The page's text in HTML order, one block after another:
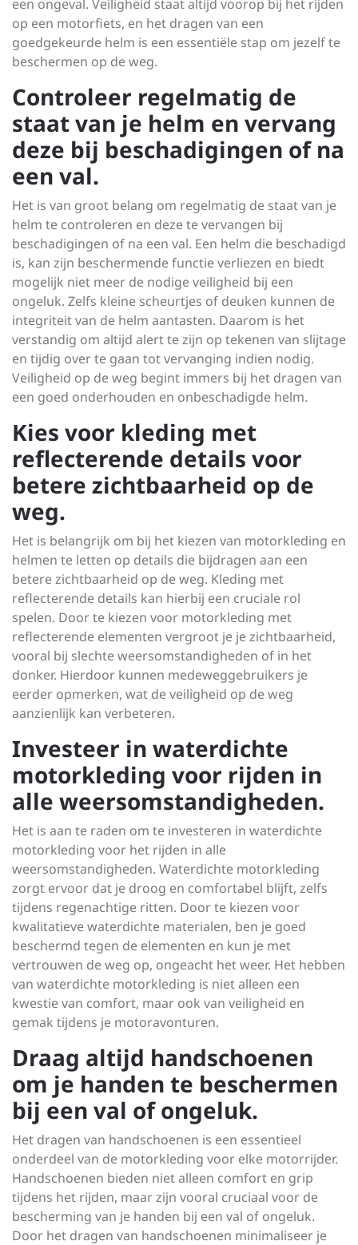
een ongeval. Veiligheid staat altijd voorop bij het rijden
op een motorfiets, en het dragen van een
goedgekeurde helm is een essentiële stap om jezelf te
beschermen op de weg.
Controleer regelmatig de
staat van je helm en vervang
deze bij beschadigingen of na
een val.
Het is van groot belang om regelmatig de staat van je
helm te controleren en deze te vervangen bij
beschadigingen of na een val. Een helm die beschadigd
is, kan zijn beschermende functie verliezen en biedt
mogelijk niet meer de nodige veiligheid bij een
ongeluk. Zelfs kleine scheurtjes of deuken kunnen de
integriteit van de helm aantasten. Daarom is het
verstandig om altijd alert te zijn op tekenen van slijtage
en tijdig over te gaan tot vervanging indien nodig.
Veiligheid op de weg begint immers bij het dragen van
een goed onderhouden en onbeschadigde helm.
Kies voor kleding met
reflecterende details voor
betere zichtbaarheid op de
weg.
Het is belangrijk om bij het kiezen van motorkleding en
helmen te letten op details die bijdragen aan een
betere zichtbaarheid op de weg. Kleding met
reflecterende details kan hierbij een cruciale rol
spelen. Door te kiezen voor motorkleding met
reflecterende elementen vergroot je je zichtbaarheid,
vooral bij slechte weersomstandigheden of in het
donker. Hierdoor kunnen medeweggebruikers je
eerder opmerken, wat de veiligheid op de weg
aanzienlijk kan verbeteren.
Investeer in waterdichte
motorkleding voor rijden in
alle weersomstandigheden.
Het is aan te raden om te investeren in waterdichte
motorkleding voor het rijden in alle
weersomstandigheden. Waterdichte motorkleding
zorgt ervoor dat je droog en comfortabel blijft, zelfs
tijdens regenachtige ritten. Door te kiezen voor
kwalitatieve waterdichte materialen, ben je goed
beschermd tegen de elementen en kun je met
vertrouwen de weg op, ongeacht het weer. Het hebben
van waterdichte motorkleding is niet alleen een
kwestie van comfort, maar ook van veiligheid en
gemak tijdens je motoravonturen.
Draag altijd handschoenen
om je handen te beschermen
bij een val of ongeluk.
Het dragen van handschoenen is een essentieel
onderdeel van de motorkleding voor elke motorrijder.
Handschoenen bieden niet alleen comfort en grip
tijdens het rijden, maar zijn vooral cruciaal voor de
bescherming van je handen bij een val of ongeluk.
Door het dragen van handschoenen minimaliseer je